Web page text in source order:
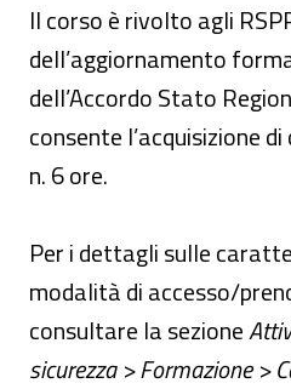
Il corso è rivolto agli
dell’aggiornamento
dell’Accordo Stato
consente l’acquisizione
n. 6 ore.
Per i dettagli sulle
modalità di accesso/
consultare la sezione
sicurezza > Formazione >